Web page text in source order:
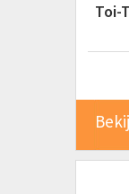
Toi-